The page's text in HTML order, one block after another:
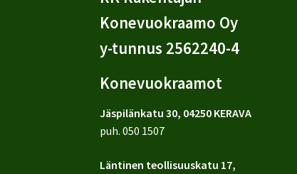
Konevuokraamo Oy
y-tunnus 2562240-4
Konevuokraamot
Jäspilänkatu 30, 04250 KERAVA
puh.050 1507
Läntinen teollisuuskatu 17,